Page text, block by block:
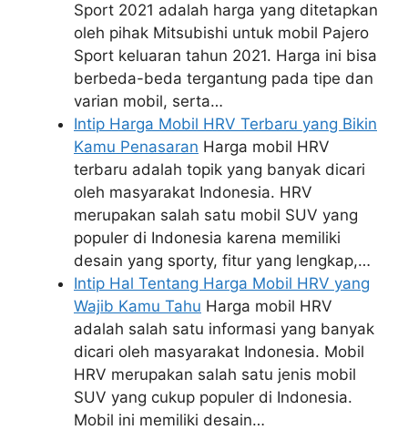
Sport 2021 adalah harga yang ditetapkan
oleh pihak Mitsubishi untuk mobil Pajero
Sport keluaran tahun 2021. Harga ini bisa
berbeda-beda tergantung pada tipe dan
varian mobil, serta…
Intip Harga Mobil HRV Terbaru yang Bikin
Kamu Penasaran Harga mobil HRV
terbaru adalah topik yang banyak dicari
oleh masyarakat Indonesia. HRV
merupakan salah satu mobil SUV yang
populer di Indonesia karena memiliki
desain yang sporty, fitur yang lengkap,…
Intip Hal Tentang Harga Mobil HRV yang
Wajib Kamu Tahu Harga mobil HRV
adalah salah satu informasi yang banyak
dicari oleh masyarakat Indonesia. Mobil
HRV merupakan salah satu jenis mobil
SUV yang cukup populer di Indonesia.
Mobil ini memiliki desain…